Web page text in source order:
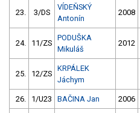
23. 3/DS
VÍDEŇSKÝ
Antonín
2008
24. 11/ZS
PODUŠKA
Mikuláš
2012
25. 12/ZS
KRPÁLEK
Jáchym
26. 1/U23 BAČINA Jan 2006